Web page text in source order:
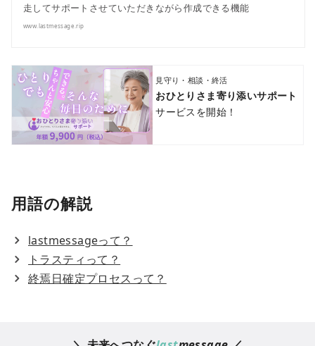
走してサポートさせていただきながら作成できる機能
www.lastmessage.rip
見守り・相談・終活
おひとりさま寄り添いサポート
サービスを開始！
用語の解説
lastmessageって？
トラスティって？
終焉日確定プロセスって？